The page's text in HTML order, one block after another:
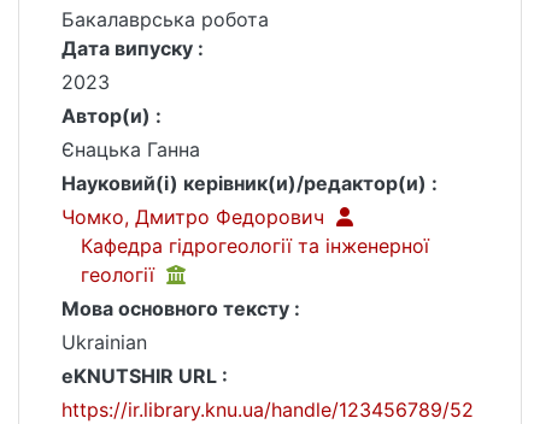
Бакалаврська робота
Дата випуску :
2023
Автор(и) :
Єнацька Ганна
Науковий(і) керівник(и)/редактор(и) :
Чомко, Дмитро Федорович
Кафедра гідрогеології та інженерної
геології
Мова основного тексту :
Ukrainian
eKNUTSHIR URL :
https://ir.library.knu.ua/handle/123456789/52